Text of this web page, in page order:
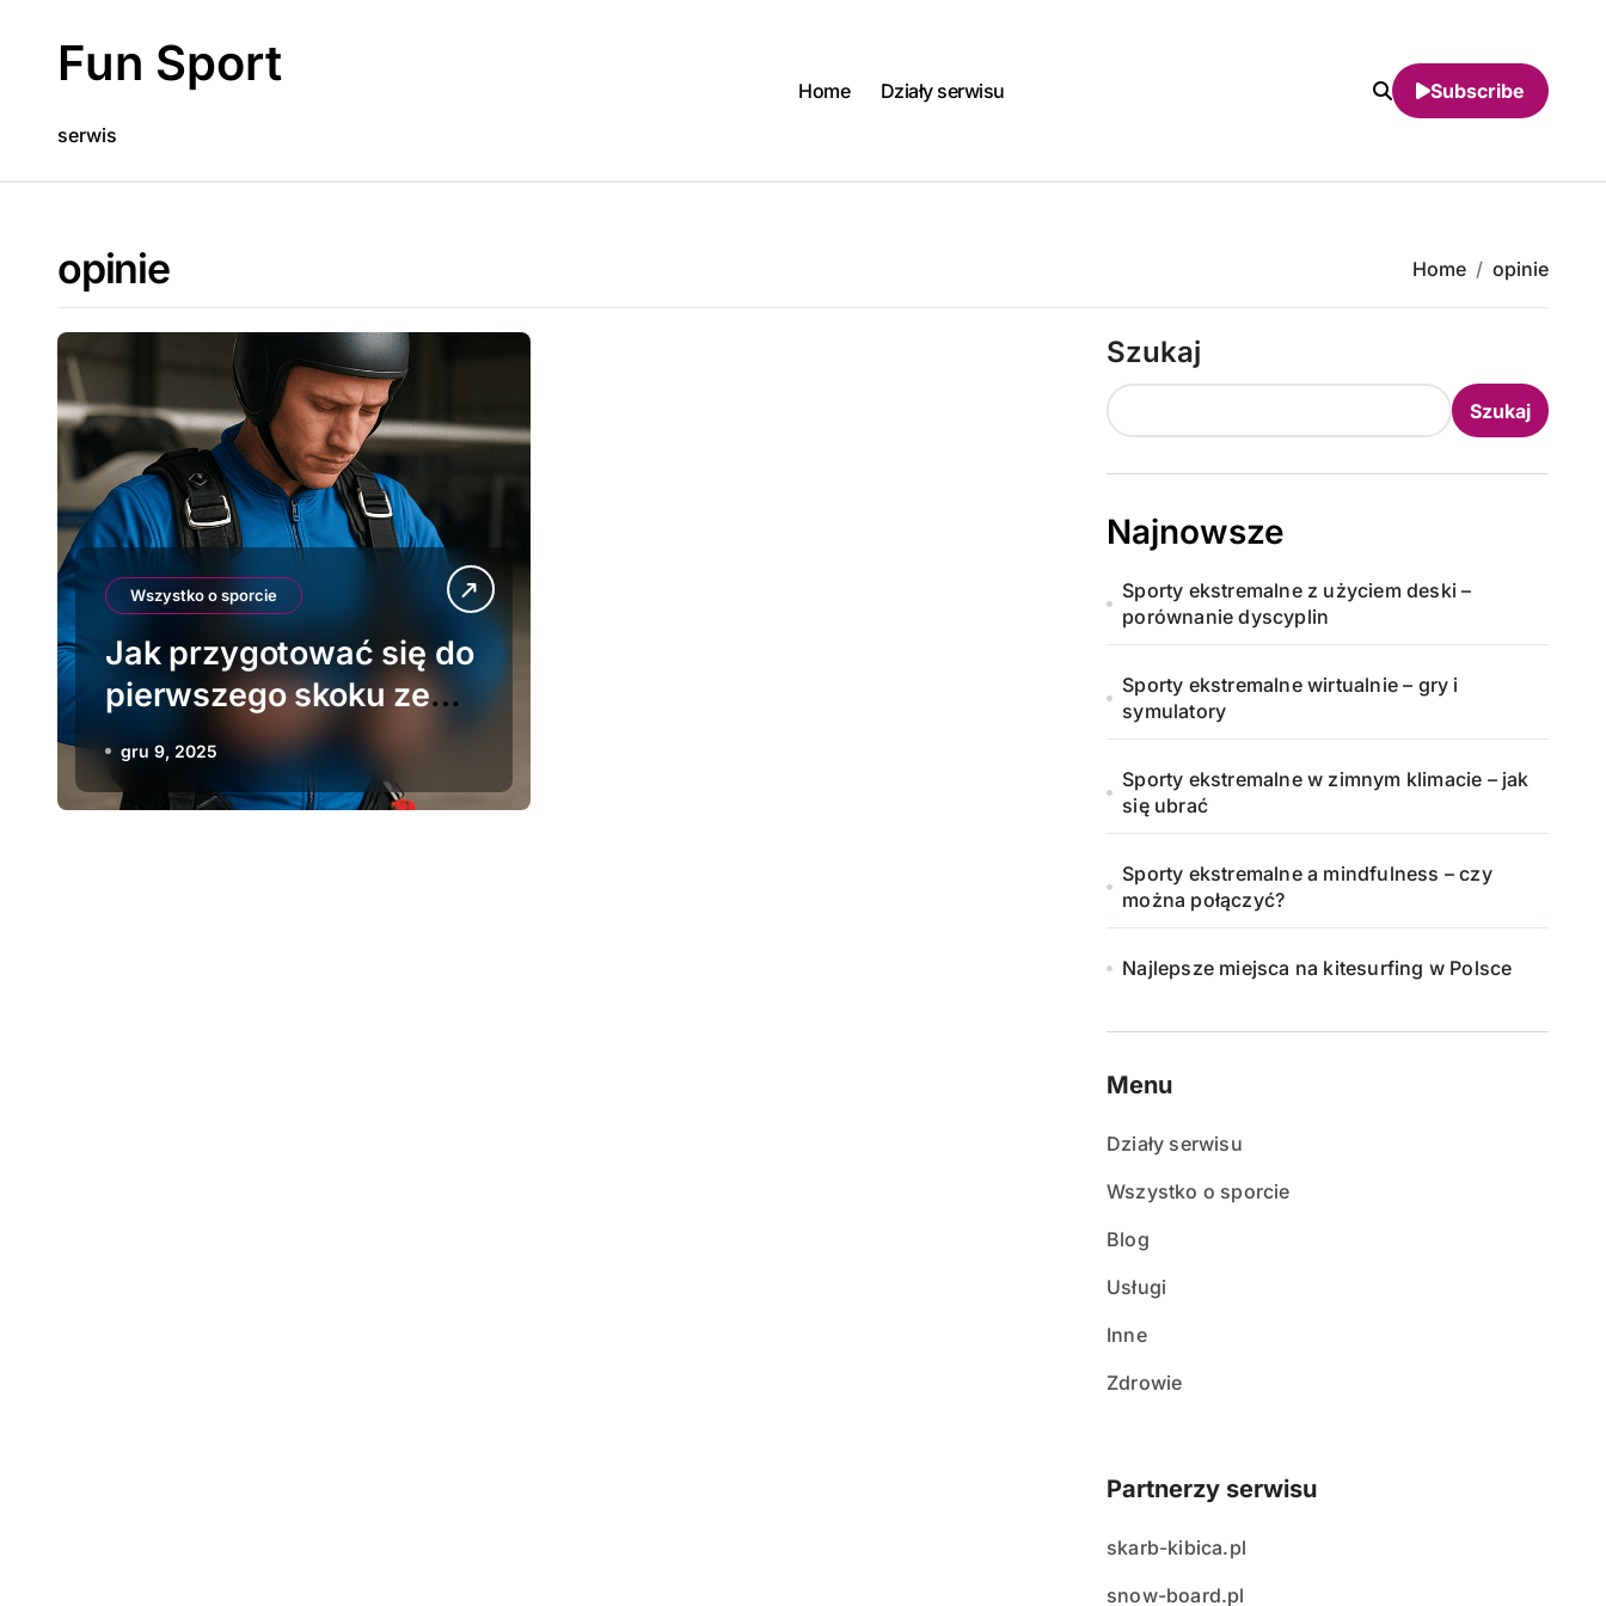
contentFun Sport
serwis
Home Działy serwisu Subscribe
opinie Home opinie
Wszystko o sporcie
Jak przygotować się do
pierwszego skoku ze
spadochronem
gru 9, 2025
Szukaj
Szukaj
Najnowsze
Sporty ekstremalne z użyciem deski –
porównanie dyscyplin
Sporty ekstremalne wirtualnie – gry i
symulatory
Sporty ekstremalne w zimnym klimacie – jak
się ubrać
Sporty ekstremalne a mindfulness – czy
można połączyć?
Najlepsze miejsca na kitesurfing w Polsce
Menu
Działy serwisu
Wszystko o sporcie
Blog
Usługi
Inne
Zdrowie
Partnerzy serwisu
skarb-kibica.pl
snow-board.pl